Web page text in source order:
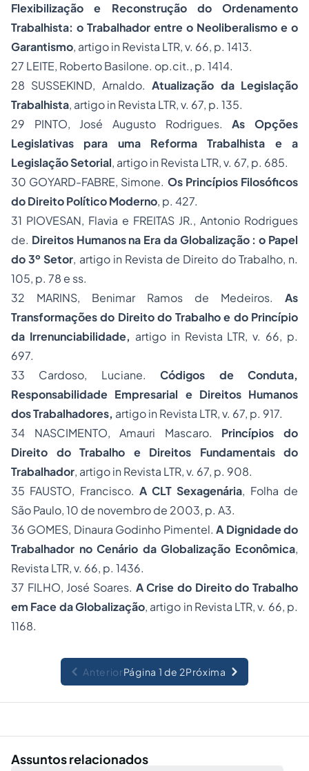
Flexibilização e Reconstrução do Ordenamento
Trabalhista: o Trabalhador entre o Neoliberalismo e o
Garantismo, artigo in Revista LTR, v. 66, p. 1413.
27 LEITE, Roberto Basilone. op.cit., p. 1414.
28 SUSSEKIND, Arnaldo.Atualização da Legislação
Trabalhista, artigo in Revista LTR, v. 67, p. 135.
29 PINTO, José Augusto Rodrigues.As Opções
Legislativas para uma Reforma Trabalhista e a
Legislação Setorial, artigo in Revista LTR, v. 67, p. 685.
30 GOYARD-FABRE, Simone. Os Princípios Filosóficos
do Direito Político Moderno, p. 427.
31 PIOVESAN, Flavia e FREITAS JR., Antonio Rodrigues
de. Direitos Humanos na Era da Globalização : o Papel
do 3º Setor, artigo in Revista de Direito do Trabalho, n.
105, p. 78 e ss.
32 MARINS, Benimar Ramos de Medeiros. As
Transformações do Direito do Trabalho e do Princípio
da Irrenunciabilidade, artigo in Revista LTR, v. 66, p.
697.
33 Cardoso, Luciane.Códigos de Conduta,
Responsabilidade Empresarial e Direitos Humanos
dos Trabalhadores, artigo in Revista LTR, v. 67, p. 917.
34 NASCIMENTO, Amauri Mascaro. Princípios do
Direito do Trabalho e Direitos Fundamentais do
Trabalhador, artigo in Revista LTR, v. 67, p. 908.
35 FAUSTO, Francisco. A CLT Sexagenária, Folha de
São Paulo, 10 de novembro de 2003, p. A3.
36 GOMES, Dinaura Godinho Pimentel.A Dignidade do
Trabalhador no Cenário da Globalização Econômica,
Revista LTR, v. 66, p. 1436.
37 FILHO, José Soares. A Crise do Direito do Trabalho
em Face da Globalização, artigo in Revista LTR, v. 66, p.
1168.
AnteriorPágina 1 de 2Próxima
Assuntos relacionados